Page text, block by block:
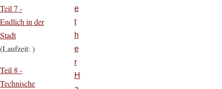
Teil 7 -
Endlich in der
Stadt
(Laufzeit: )
Teil 8 -
Technische
e
t
h
e
r
H